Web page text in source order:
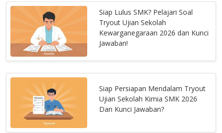
Siap Lulus SMK? Pelajari Soal
Tryout Ujian Sekolah
Kewarganegaraan 2026 dan Kunci
Jawaban!
Siap Persiapan Mendalam Tryout
Ujian Sekolah Kimia SMK 2026
Dan Kunci Jawaban?